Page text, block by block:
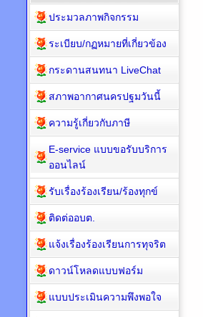
ประมวลภาพกิจกรรม
ระเบียบ/กฏหมายที่เกี่ยวข้อง
กระดานสนทนา LiveChat
สภาพอากาศนครปฐมวันนี้
ความรู้เกี่ยวกับภาษี
E-service แบบขอรับบริการ
ออนไลน์
รับเรื่องร้องเรียน/ร้องทุกข์
ติดต่ออบต.
แจ้งเรื่องร้องเรียนการทุจริต
ดาวน์โหลดแบบฟอร์ม
แบบประเมินความพึงพอใจ